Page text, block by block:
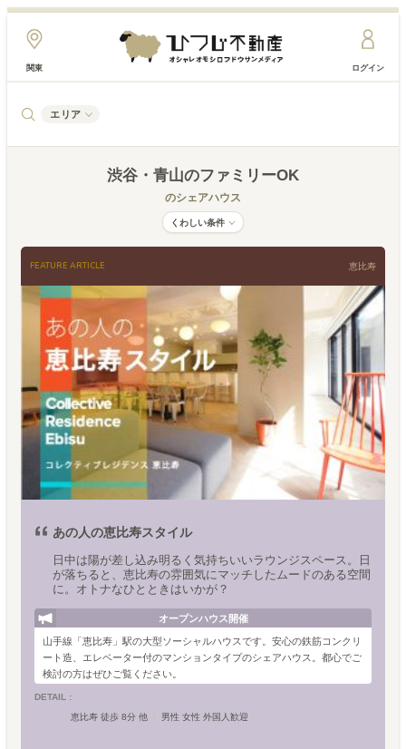
関東 ログイン
エリア
渋谷・青山のファミリーOK
のシェアハウス
くわしい条件
FEATURE ARTICLE 恵比寿
あの人の恵比寿スタイル
日中は陽が差し込み明るく気持ちいいラウンジスペース。日
が落ちると、恵比寿の雰囲気にマッチしたムードのある空間
に。オトナなひとときはいかが？
オープンハウス開催
山手線「恵比寿」駅の大型ソーシャルハウスです。安心の鉄筋コンクリ
ート造、エレベーター付のマンションタイプのシェアハウス。都心でご
検討の方はぜひご覧ください。
DETAIL :
恵比寿 徒歩 8分 他
男性 女性 外国人歓迎